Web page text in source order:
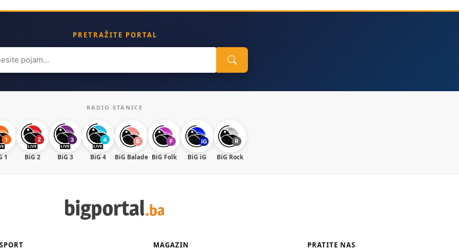
PRETRAŽITE PORTAL
RADIO STANICE
1 BiG 2 BiG 3 BiG 4 BiG Balade BiG Folk BiG iG BiG Rock
SPORT MAGAZIN PRATITE NAS